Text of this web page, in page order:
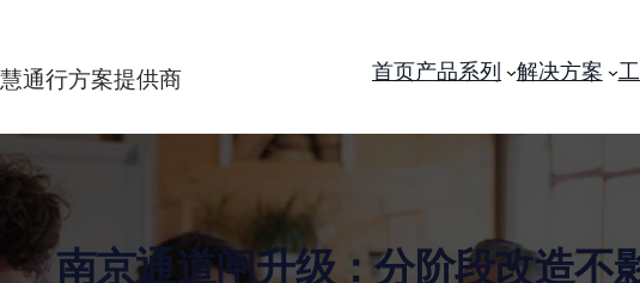
首页产品系列 解决方案
南京通道闸升级：分阶段改造不